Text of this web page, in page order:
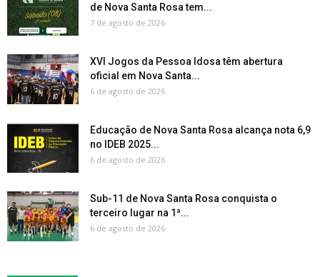
de Nova Santa Rosa tem...
7 de agosto de 2026
XVI Jogos da Pessoa Idosa têm abertura
oficial em Nova Santa...
6 de agosto de 2026
Educação de Nova Santa Rosa alcança nota 6,9
no IDEB 2025...
6 de agosto de 2026
Sub-11 de Nova Santa Rosa conquista o
terceiro lugar na 1ª...
6 de agosto de 2026